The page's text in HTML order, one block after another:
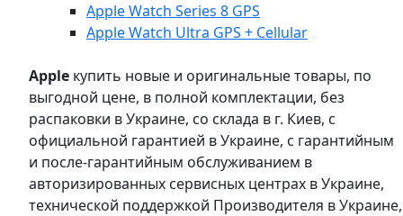
Apple Watch Series 8 GPS
Apple Watch Ultra GPS + Cellular
Apple купить новые и оригинальные товары, по
выгодной цене, в полной комплектации, без
распаковки в Украине, со склада в г. Киев, с
официальной гарантией в Украине, с гарантийным
и после-гарантийным обслуживанием в
авторизированных сервисных центрах в Украине,
технической поддержкой Производителя в Украине,